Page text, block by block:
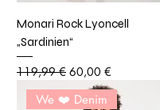
Monari Rock Lyoncell
„Sardinien“
Standardpreis
119,99 € Sale-Preis
60,00 €
We ❤️ Denim